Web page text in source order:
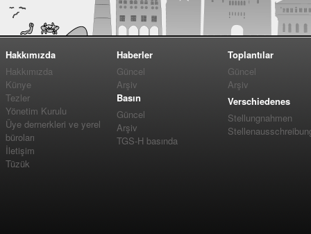
Hakkımızda
Hakkımızda
Künye
Tezler
Yönetim Kurulu
Üye dernerkleri ve yerel
büroları
İletişim
Tüzük
Haberler
Güncel
Arşiv
Basın
Güncel
Arşiv
TGS-H basında
Toplantılar
Güncel
Arşiv
Verschiedenes
Stellungnahmen